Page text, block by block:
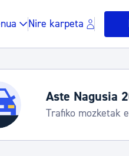
Nire karpeta
Aste Nagusia
Trafiko mozketak